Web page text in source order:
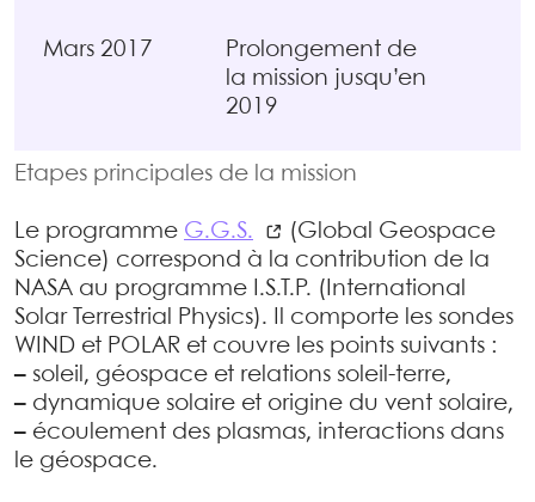
Etapes principales de la mission
Mars 2017
Prolongement de
la mission jusqu’en
2019
Le programme G.G.S.
(Global Geospace
Science) correspond à la contribution de la
NASA au programme I.S.T.P. (International
Solar Terrestrial Physics). Il comporte les sondes
WIND et POLAR et couvre les points suivants :
– soleil, géospace et relations soleil-terre,
– dynamique solaire et origine du vent solaire,
– écoulement des plasmas, interactions dans
le géospace.